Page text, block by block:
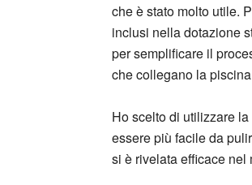
che è stato molto utile.
inclusi nella dotazione
per semplificare il
che collegano la
Ho scelto di utilizzare
essere più facile da
si è rivelata efficace nel